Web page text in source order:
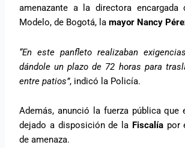
amenazante a la directora
Modelo, de Bogotá, lamayor Nancy
“En este panfleto realizaban
dándole un plazo de 72 horas para
entre patios”, indicó la Policía.
Además, anunció la fuerza pública que
dejado a disposición de la Fiscalía por
de amenaza.